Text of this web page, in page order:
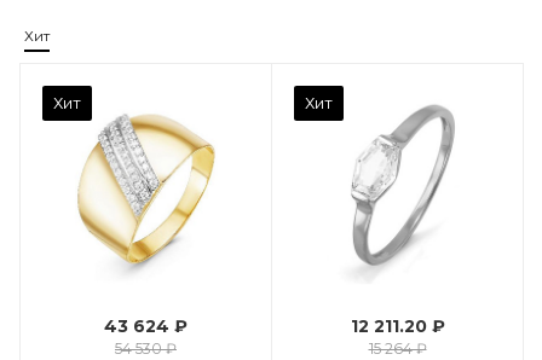
Хит
Хит
43 624 ₽
54 530 ₽
Хит
Вес драгметалла
Марка (бренд)
Дельта
Фианит
Цвет золота
12 211.20 ₽
15 264 ₽